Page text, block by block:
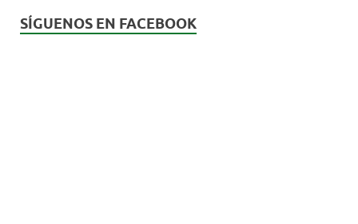
SÍGUENOS EN FACEBOOK